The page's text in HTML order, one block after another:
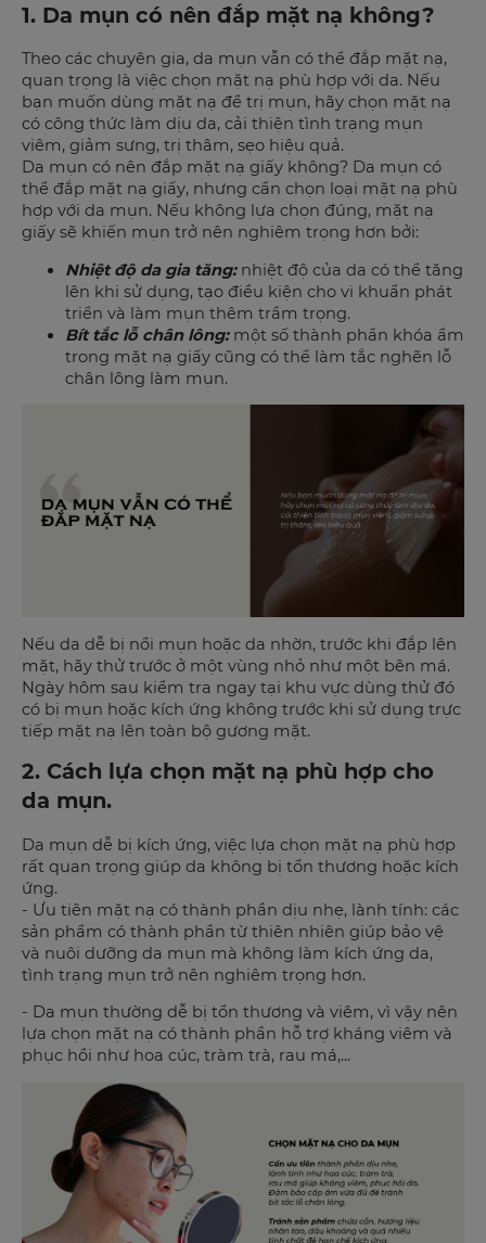
1. Da mụn có nên đắp mặt nạ không?
Theo các chuyên gia, da mụn vẫn có thể đắp mặt nạ,
quan trọng là việc chọn mặt nạ phù hợp với da. Nếu
bạn muốn dùng mặt nạ để trị mụn, hãy chọn mặt nạ
có công thức làm dịu da, cải thiện tình trạng mụn
viêm, giảm sưng, trị thâm, sẹo hiệu quả.
Da mụn có nên đắp mặt nạ giấy không? Da mụn có
thể đắp mặt nạ giấy, nhưng cần chọn loại mặt nạ phù
hợp với da mụn. Nếu không lựa chọn đúng, mặt nạ
giấy sẽ khiến mụn trở nên nghiêm trọng hơn bởi:
Nhiệt độ da gia tăng:nhiệt độ của da có thể tăng
lên khi sử dụng, tạo điều kiện cho vi khuẩn phát
triển và làm mụn thêm trầm trọng.
Bít tắc lỗ chân lông: một số thành phần khóa ẩm
trong mặt nạ giấy cũng có thể làm tắc nghẽn lỗ
chân lông làm mụn.
Nếu da dễ bị nổi mụn hoặc da nhờn, trước khi đắp lên
mặt, hãy thử trước ở một vùng nhỏ như một bên má.
Ngày hôm sau kiểm tra ngay tại khu vực dùng thử đó
có bị mụn hoặc kích ứng không trước khi sử dụng trực
tiếp mặt nạ lên toàn bộ gương mặt.
2. Cách lựa chọn mặt nạ phù hợp cho
da mụn.
Da mụn dễ bị kích ứng, việc lựa chọn mặt nạ phù hợp
rất quan trọng giúp da không bị tổn thương hoặc kích
ứng.
- Ưu tiên mặt nạ có thành phần dịu nhẹ, lành tính: các
sản phẩm có thành phần từ thiên nhiên giúp bảo vệ
và nuôi dưỡng da mụn mà không làm kích ứng da,
tình trạng mụn trở nên nghiêm trọng hơn.
- Da mụn thường dễ bị tổn thương và viêm, vì vậy nên
lựa chọn mặt nạ có thành phần hỗ trợ kháng viêm và
phục hồi như hoa cúc, tràm trà, rau má,...